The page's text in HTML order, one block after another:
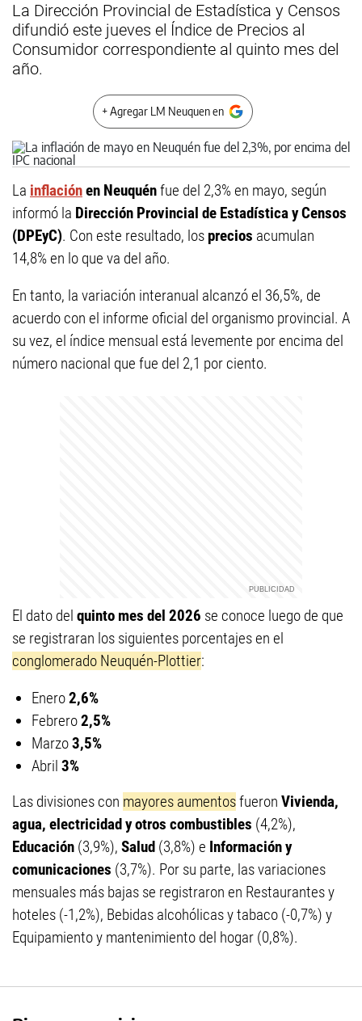
La Dirección Provincial de Estadística y Censos
difundió este jueves el Índice de Precios al
Consumidor correspondiente al quinto mes del
año.
+ Agregar LM Neuquen en
La inflaciónen Neuquénfue del 2,3% en mayo, según
informó la Dirección Provincial de Estadística y Censos
(DPEyC). Con este resultado, los precios acumulan
14,8% en lo que va del año.
En tanto, la variación interanual alcanzó el 36,5%, de
acuerdo con el informe oficial del organismo provincial. A
su vez, el índice mensual está levemente por encima del
número nacional que fue del 2,1 por ciento.
El dato del quinto mes del 2026 se conoce luego de que
se registraran los siguientes porcentajes en el
conglomerado Neuquén-Plottier:
Enero2,6%
Febrero2,5%
Marzo3,5%
Abril 3%
Las divisiones con mayores aumentosfueron Vivienda,
agua, electricidad y otros combustibles (4,2%),
Educación (3,9%), Salud (3,8%) e Información y
comunicaciones (3,7%). Por su parte, las variaciones
mensuales más bajas se registraron en Restaurantes y
hoteles (-1,2%), Bebidas alcohólicas y tabaco (-0,7%) y
Equipamiento y mantenimiento del hogar (0,8%).